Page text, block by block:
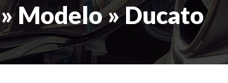
» Modelo » Ducato